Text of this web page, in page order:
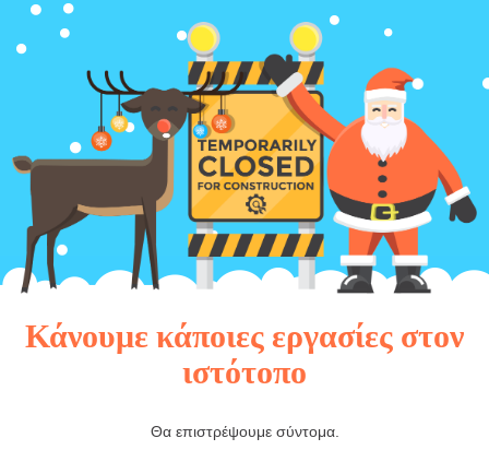
Κάνουμε κάποιες εργασίες στον
ιστότοπο
Θα επιστρέψουμε σύντομα.